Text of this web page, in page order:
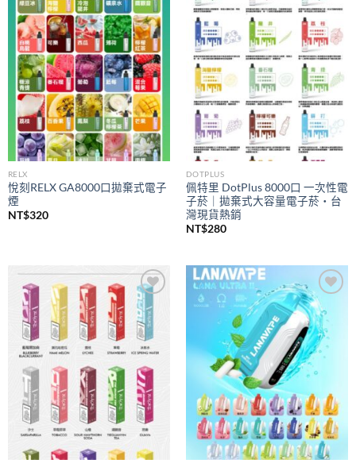
Add to
wishlist
RELX
悅刻RELX GA8000口拋棄式電子
煙
NT$320
Add to
DOTPLUS
佩特里 DotPlus 8000口 一次性電
子菸｜拋棄式大容量電子菸・台
灣現貨熱銷
NT$280
Add to
wishlist
Add to
wishlist